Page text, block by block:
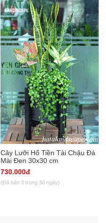
Cây Lưỡi Hổ Tiền Tài Chậu Đá
Mài Đen 30x30 cm
730.000đ
(Đã bán 3 trong 30 ngày)